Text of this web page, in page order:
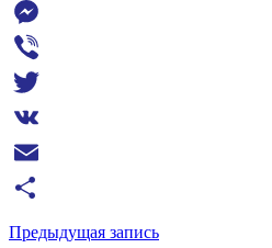
Telegram
Messenger
Viber
Twitter
VK
Email
Отправить
Предыдущая запись